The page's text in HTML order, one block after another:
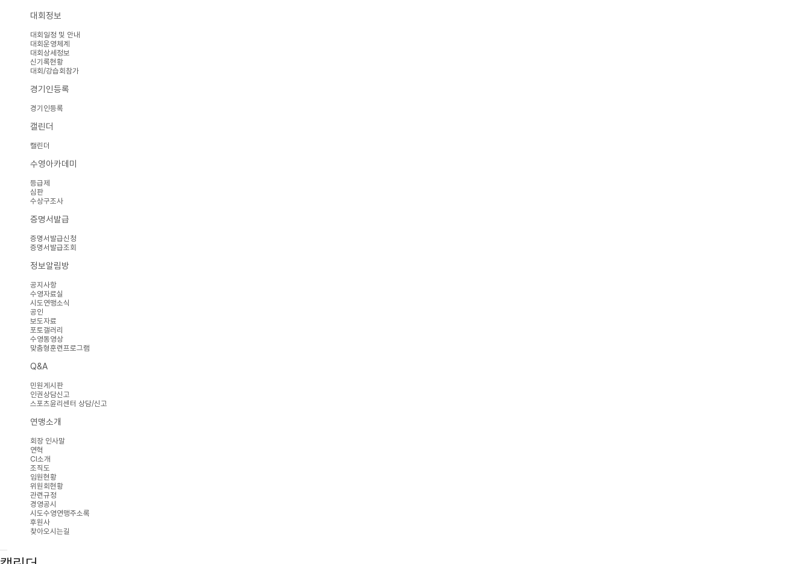
대회정보
대회일정 및 안내
대회운영체계
대회상세정보
신기록현황
대회/강습회참가
경기인등록
경기인등록
캘린더
캘린더
수영아카데미
등급제
심판
수상구조사
증명서발급
증명서발급신청
증명서발급조회
정보알림방
공지사항
수영자료실
시도연맹소식
공인
보도자료
포토갤러리
수영동영상
맞춤형훈련프로그램
Q&A
민원게시판
인권상담신고
스포츠윤리센터 상담/신고
연맹소개
회장 인사말
연혁
CI소개
조직도
임원현황
위원회현황
관련규정
경영공시
시도수영연맹주소록
후원사
찾아오시는길